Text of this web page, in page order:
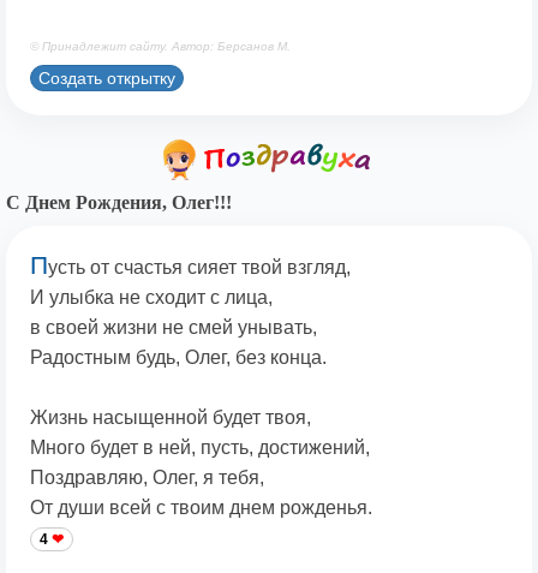
© Принадлежит сайту. Автор: Берсанов М.
Создать открытку
С Днем Рождения, Олег!!!
Пусть от счастья сияет твой взгляд,
И улыбка не сходит с лица,
в своей жизни не смей унывать,
Радостным будь, Олег, без конца.
Жизнь насыщенной будет твоя,
Много будет в ней, пусть, достижений,
Поздравляю, Олег, я тебя,
От души всей с твоим днем рожденья.
4